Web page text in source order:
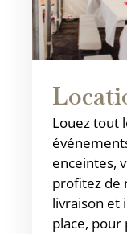
Louez tout
enceintes,
profitez de
livraison et
place,